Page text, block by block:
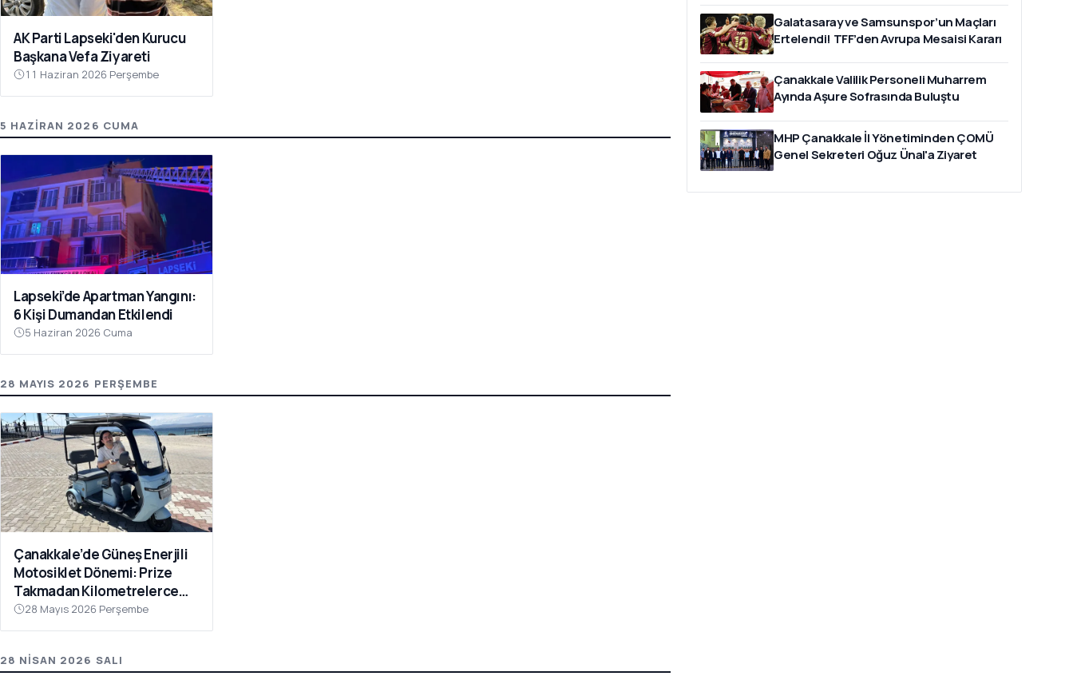
AK Parti Lapseki'den Kurucu
Başkana Vefa Ziyareti
11 Haziran 2026 Perşembe
5 HAZIRAN 2026 CUMA
Lapseki’de Apartman Yangını:
6 Kişi Dumandan Etkilendi
5 Haziran 2026 Cuma
28 MAYIS 2026 PERŞEMBE
Çanakkale’de Güneş Enerjili
Motosiklet Dönemi: Prize
Takmadan Kilometrelerce
Yol Gidiyor
28 Mayıs 2026 Perşembe
28 NISAN 2026 SALI
Galatasaray ve Samsunspor’un Maçları
Ertelendi! TFF’den Avrupa Mesaisi Kararı
Çanakkale Valilik Personeli Muharrem
Ayında Aşure Sofrasında Buluştu
MHP Çanakkale İl Yönetiminden ÇOMÜ
Genel Sekreteri Oğuz Ünal'a Ziyaret